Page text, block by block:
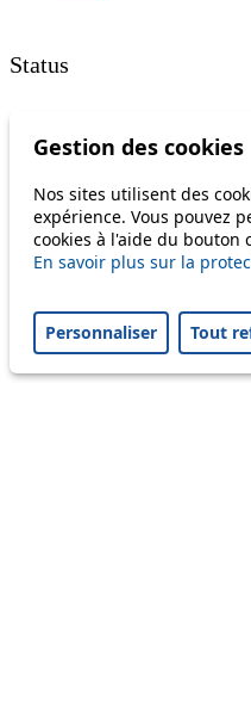
Status
Information
Disruption to come
Reset filters
Only lines affected by
A question ? An
Gestion des cookies
Nos sites utilisent des
expérience. Vous pouvez
cookies à l'aide du bouton
En savoir plus sur la
Personnaliser Tout